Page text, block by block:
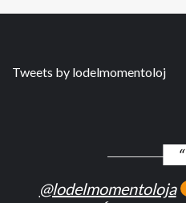
Tweets by lodelmomentoloj
@lodelmomentoloja